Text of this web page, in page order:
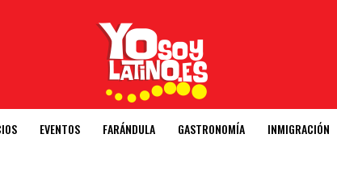
EVENTOS FARÁNDULA GASTRONOMÍA INMIGRACIÓN